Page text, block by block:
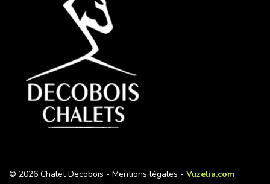
© 2026 Chalet Decobois - Mentions légales - Vuzelia.com